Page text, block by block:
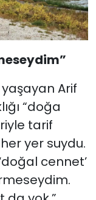
yaşayan Arif
“doğa
tarif
yer suydu.
cennet’